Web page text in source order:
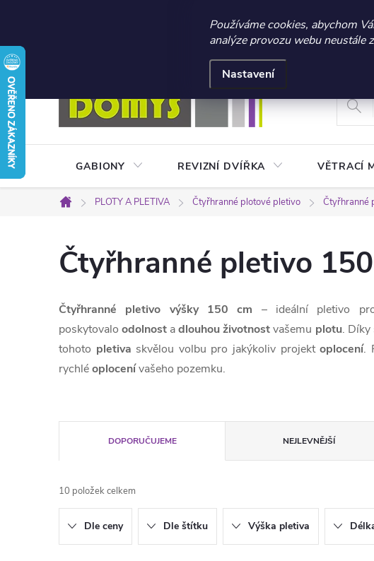
☀️ LETNÍ AKCE 2026 – sleva
Používáme cookies, abychom
analýze provozu webu neustále
Nastavení
Přejít
na
obsah
Obchodní podmínky Vrácení a
GABIONY REVIZNÍ DVÍŘKA VĚTRACÍ
Domů
PLOTY A PLETIVA Čtyřhranné plotové pletivo Čtyřhranné
Čtyřhranné pletivo
Čtyřhranné pletivo výšky 150 cm – ideální pletivo
poskytovaloodolnost adlouhou životnostvašemu plotu. Díky
tohoto pletiva skvělou volbu pro jakýkoliv projektoplocení.
rychléoplocenívašeho pozemku.
a
z
e
DOPORUČUJEME NEJLEVNĚJŠÍ
10 položek celkem
Dle ceny Dle štítku Výška pletiva